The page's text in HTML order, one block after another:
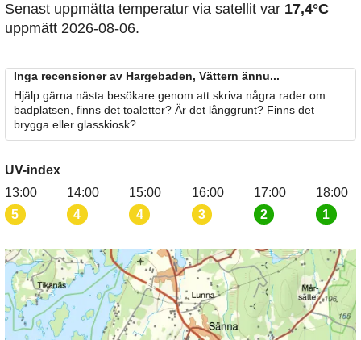
Senast uppmätta temperatur via satellit var 17,4°C
uppmätt 2026-08-06.
Inga recensioner av Hargebaden, Vättern ännu...
Hjälp gärna nästa besökare genom att skriva några rader om
badplatsen, finns det toaletter? Är det långgrunt? Finns det
brygga eller glasskiosk?
UV-index
13:00
5
14:00
4
15:00
4
16:00
3
17:00
2
18:00
1